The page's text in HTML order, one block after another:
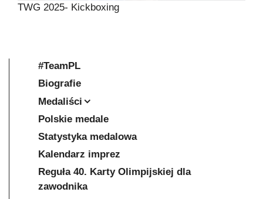
TWG 2025- Kickboxing
#TeamPL
Biografie
Medaliści
Polskie medale
Statystyka medalowa
Kalendarz imprez
Reguła 40. Karty Olimpijskiej dla
zawodnika